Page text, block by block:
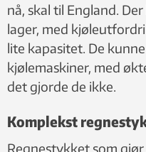
nå, skal til England.
lager, med
lite kapasitet. De
kjølemaskiner, med
det gjorde de ikke.
Komplekst
Regnestykket som